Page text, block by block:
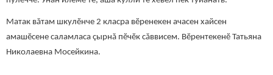
Матак вăтам шкулӗнче 2 класра вӗренекен ачасен хайсен
амашӗсене саламласа çырнă пӗчӗк сăввисем. Вӗрентекенӗ Татьяна
Николаевна Мосейкина.